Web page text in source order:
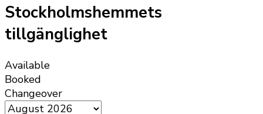
Stockholmshemmets
tillgänglighet
Available
Booked
Changeover